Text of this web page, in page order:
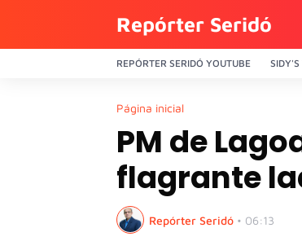
Repórter Seridó
REPÓRTER SERIDÓ YOUTUBE
Página inicial
PM de
flagrante
Repórter Seridó • 06:13